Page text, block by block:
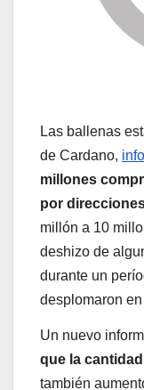
Las ballenas
de Cardano,
millones
por
millón a 10
deshizo de
durante un
desplomaron
Un nuevo
que la
también